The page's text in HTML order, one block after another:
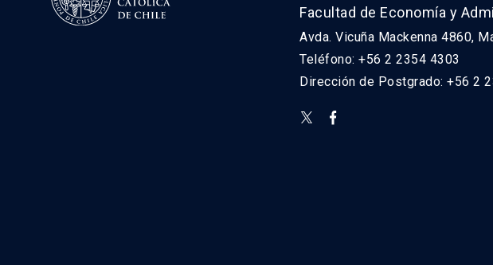
Facultad de Economía y
Avda. Vicuña Mackenna 4860,
Teléfono: +56 2 2354 4303
Dirección de Postgrado: +56 2